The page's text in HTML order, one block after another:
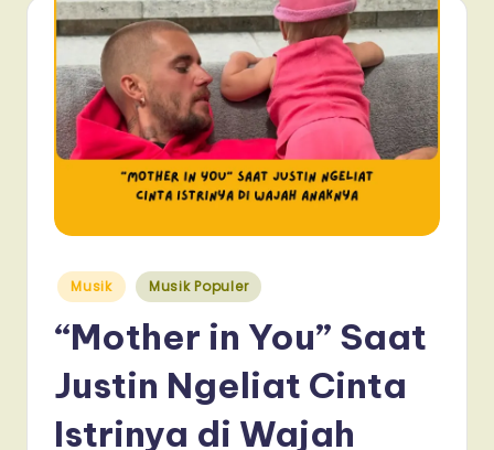
Posted
in
Musik Musik Populer
“Mother in You” Saat
Justin Ngeliat Cinta
Istrinya di Wajah